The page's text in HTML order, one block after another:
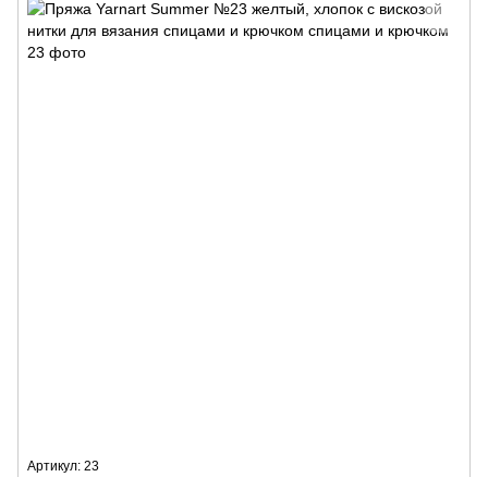
Артикул: 23